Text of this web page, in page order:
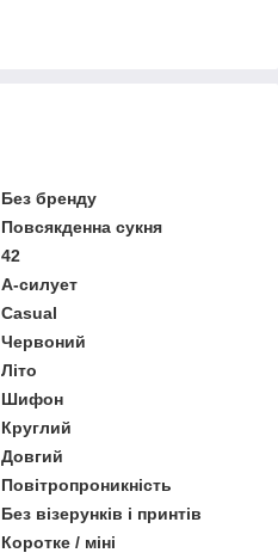
Без бренду
Повсякденна сукня
42
А-силует
Casual
Червоний
Літо
Шифон
Круглий
Довгий
Повітропроникність
Без візерунків і принтів
Коротке / міні